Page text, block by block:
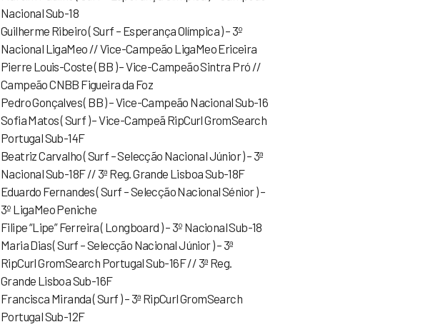
Nacional Sub-18
Guilherme Ribeiro ( Surf – Esperança Olímpica ) – 3º
Nacional LigaMeo // Vice-Campeão LigaMeo Ericeira
Pierre Louis-Coste ( BB ) – Vice-Campeão Sintra Pró //
Campeão CNBB Figueira da Foz
Pedro Gonçalves ( BB ) – Vice-Campeão Nacional Sub-16
Sofia Matos ( Surf ) – Vice-Campeã RipCurl GromSearch
Portugal Sub-14F
Beatriz Carvalho ( Surf – Selecção Nacional Júnior ) – 3ª
Nacional Sub-18F // 3ª Reg. Grande Lisboa Sub-18F
Eduardo Fernandes ( Surf – Selecção Nacional Sénior ) –
3º LigaMeo Peniche
Filipe “Lipe” Ferreira ( Longboard ) – 3º Nacional Sub-18
Maria Dias ( Surf – Selecção Nacional Júnior ) – 3ª
RipCurl GromSearch Portugal Sub-16F // 3ª Reg.
Grande Lisboa Sub-16F
Francisca Miranda ( Surf ) – 3ª RipCurl GromSearch
Portugal Sub-12F